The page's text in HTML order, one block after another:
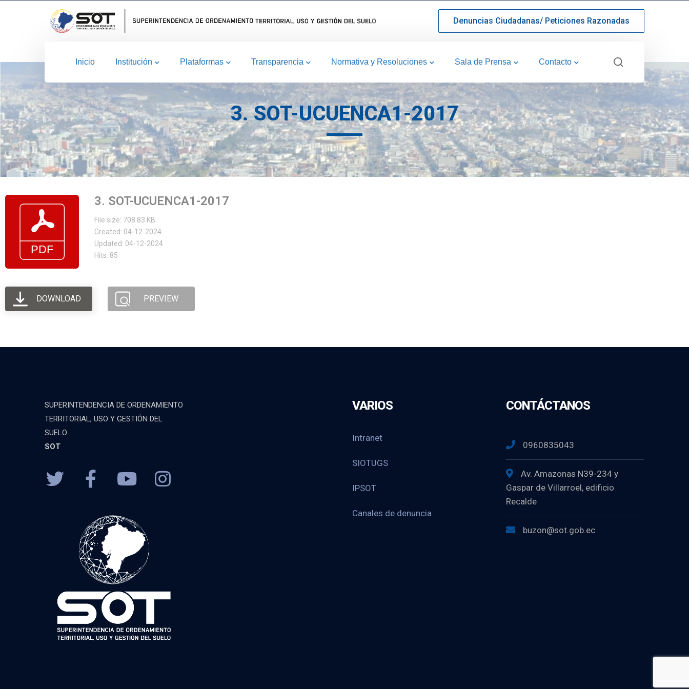
Denuncias Ciudadanas/ Peticiones Razonadas
Inicio Institución Plataformas Transparencia Normativa y Resoluciones Sala de Prensa Contacto
3. SOT-UCUENCA1-2017
3. SOT-UCUENCA1-2017
File size: 708.83 KB
Created: 04-12-2024
Updated: 04-12-2024
Hits: 85
DOWNLOAD PREVIEW
SUPERINTENDENCIA DE ORDENAMIENTO
TERRITORIAL, USO Y GESTIÓN DEL
SUELO
SOT
VARIOS
Intranet
SIOTUGS
IPSOT
Canales de denuncia
CONTÁCTANOS
0960835043
Av. Amazonas N39-234 y
Gaspar de Villarroel, edificio
Recalde
buzon@sot.gob.ec